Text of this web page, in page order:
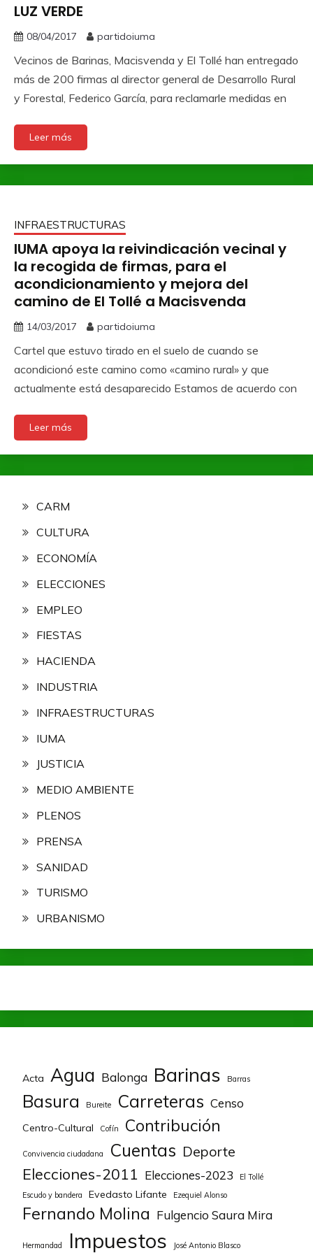
LUZ VERDE
08/04/2017 partidoiuma
Vecinos de Barinas, Macisvenda y El Tollé han entregado
más de 200 firmas al director general de Desarrollo Rural
y Forestal, Federico García, para reclamarle medidas en
Leer más
INFRAESTRUCTURAS
IUMA apoya la reivindicación vecinal y
la recogida de firmas, para el
acondicionamiento y mejora del
camino de El Tollé a Macisvenda
14/03/2017 partidoiuma
Cartel que estuvo tirado en el suelo de cuando se
acondicionó este camino como «camino rural» y que
actualmente está desaparecido Estamos de acuerdo con
Leer más
CARM
CULTURA
ECONOMÍA
ELECCIONES
EMPLEO
FIESTAS
HACIENDA
INDUSTRIA
INFRAESTRUCTURAS
IUMA
JUSTICIA
MEDIO AMBIENTE
PLENOS
PRENSA
SANIDAD
TURISMO
URBANISMO
Acta Agua Balonga Barinas Barras
Basura Bureite Carreteras Censo
Centro-Cultural Cofín Contribución
Convivencia ciudadana Cuentas Deporte
Elecciones-2011 Elecciones-2023
El Tollé
Escudo y bandera
Evedasto Lifante Ezequiel Alonso
Fernando Molina Fulgencio Saura Mira
Hermandad Impuestos José Antonio Blasco